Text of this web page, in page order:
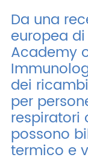
Da una
europea
Academy
dei
per
respiratori
possono
termico e